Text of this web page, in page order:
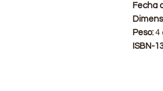
Fecha
Peso: 4
ISBN-